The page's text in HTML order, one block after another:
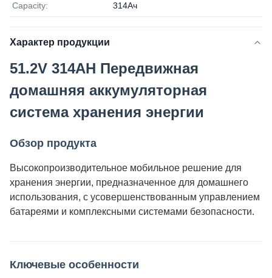
Capacity: 314Ач
Характер продукции
51.2V 314AH Передвижная
домашняя аккумуляторная
система хранения энергии
Обзор продукта
Высокопроизводительное мобильное решение для
хранения энергии, предназначенное для домашнего
использования, с усовершенствованным управлением
батареями и комплексными системами безопасности.
Ключевые особенности